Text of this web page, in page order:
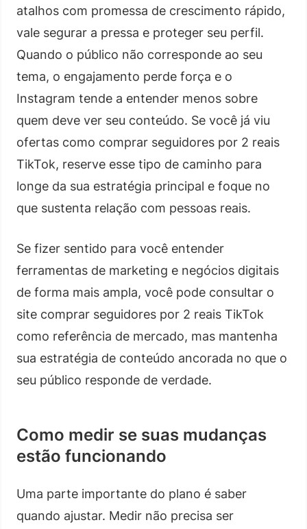
atalhos com promessa de crescimento rápido,
vale segurar a pressa e proteger seu perfil.
Quando o público não corresponde ao seu
tema, o engajamento perde força e o
Instagram tende a entender menos sobre
quem deve ver seu conteúdo. Se você já viu
ofertas como comprar seguidores por 2 reais
TikTok, reserve esse tipo de caminho para
longe da sua estratégia principal e foque no
que sustenta relação com pessoas reais.
Se fizer sentido para você entender
ferramentas de marketing e negócios digitais
de forma mais ampla, você pode consultar o
site comprar seguidores por 2 reais TikTok
como referência de mercado, mas mantenha
sua estratégia de conteúdo ancorada no que o
seu público responde de verdade.
Como medir se suas mudanças
estão funcionando
Uma parte importante do plano é saber
quando ajustar. Medir não precisa ser